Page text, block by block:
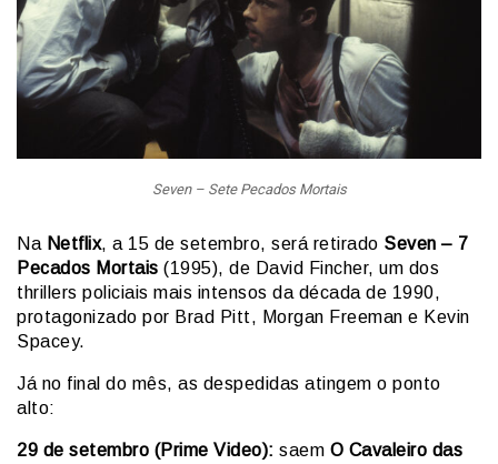
Seven – Sete Pecados Mortais
Na Netflix, a 15 de setembro, será retirado Seven – 7
Pecados Mortais (1995), de David Fincher, um dos
thrillers policiais mais intensos da década de 1990,
protagonizado por Brad Pitt, Morgan Freeman e Kevin
Spacey.
Já no final do mês, as despedidas atingem o ponto
alto:
29 de setembro (Prime Video): saem O Cavaleiro das